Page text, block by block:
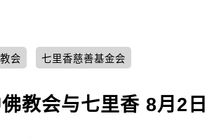
会 七里香慈善基金会
教会与七里香 8月2